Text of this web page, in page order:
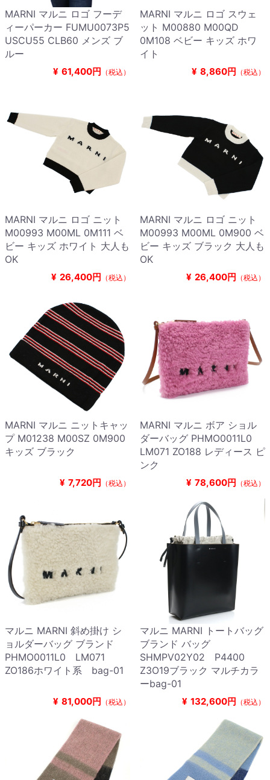
MARNI マルニ ロゴ フーデ
ィーパーカー FUMU0073P5
USCU55 CLB60 メンズ ブ
ルー
¥ 61,400円 （税込）
MARNI マルニ ロゴ スウェ
ット M00880 M00QD
0M108 ベビー キッズ ホワ
イト
¥ 8,860円 （税込）
MARNI マルニ ロゴ ニット
M00993 M00ML 0M111 ベ
ビー キッズ ホワイト 大人も
OK
¥ 26,400円 （税込）
MARNI マルニ ロゴ ニット
M00993 M00ML 0M900 ベ
ビー キッズ ブラック 大人も
OK
¥ 26,400円 （税込）
MARNI マルニ ニットキャッ
プ M01238 M00SZ 0M900
キッズ ブラック
¥ 7,720円 （税込）
MARNI マルニ ボア ショル
ダーバッグ PHMO0011L0
LM071 ZO188 レディース ピ
ンク
¥ 78,600円 （税込）
マルニ MARNI 斜め掛け シ
ョルダーバッグ ブランド
PHMO0011L0 LM071
ZO186ホワイト系 bag-01
¥ 81,000円 （税込）
マルニ MARNI トートバッグ
ブランド バッグ
SHMPV02Y02 P4400
Z3O19ブラック マルチカラ
ーbag-01
¥ 132,600円 （税込）